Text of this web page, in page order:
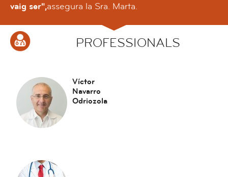
vaig ser",assegura la Sra. Marta.
PROFESSIONALS
Víctor
Navarro
Odriozola